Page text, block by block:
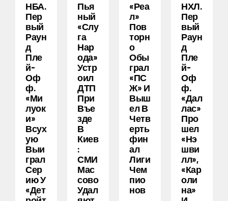
НБА.
Пер
Вый
Раун
Д
Пле
Й-
Оф
Ф.
«Ми
Луок
И»
Всух
Ую
Выи
Грал
Сер
Ию У
«Дет
Пья
Ный
«слу
Га
Нар
Ода»
Устр
Оил
ДТП
При
Въе
Зде
В
Киев
:
СМИ
Мас
Сово
Удал
«Реа
Л»
Пов
Торн
О
Обы
Грал
«ПС
Ж» И
Выш
Ел В
Четв
Ерть
Фин
Ал
Лиги
Чем
Пио
Нов
НХЛ.
Пер
Вый
Раун
Д
Пле
Й-
Оф
Ф.
«Дал
Лас»
Про
Шел
«Нэ
Шви
Лл»,
«Кар
Оли
На»